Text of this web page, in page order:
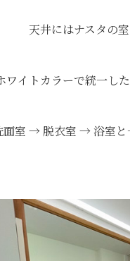
天井にはナスタの
ワイトカラーで統一し
室 → 脱衣室 → 浴室と